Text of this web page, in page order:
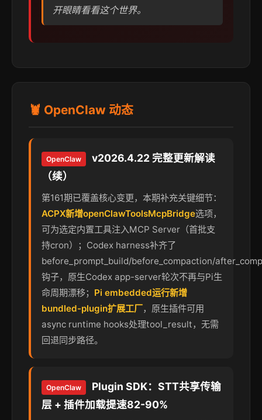
开眼睛看看这个世界。
🦞 OpenClaw 动态
OpenClaw
v2026.4.22 完整更新解读
（续）
第161期已覆盖核心变更，本期补充关键细节：
ACPX新增openClawToolsMcpBridge选项，
可为选定内置工具注入MCP Server（首批支
持cron）；Codex harness补齐了
before_prompt_build/before_compaction/
钩子，原生Codex app-server轮次不再与Pi生
命周期漂移； Pi embedded运行新增
bundled-plugin扩展工厂，原生插件可用
async runtime hooks处理tool_result，无需
回退同步路径。
OpenClaw
Plugin SDK：STT共享传输
层 + 插件加载提速82-90%